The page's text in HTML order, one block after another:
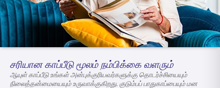
ENGLISH
ஆன்லைனில் வாங்குங்கள் பிரீமியம் செலுத்துங்கள்
சரியான காப்பீடு மூலம் நம்பிக்கை வளரும்
ஆயுள் காப்பீடுஉங்கள் அன்புக்குரியவர்களுக்கு தொடர்ச்சியையும்
நிலைத்தன்மையையும் உருவாக்குகிறது. குடும்பப் பாதுகாப்பையும் மன